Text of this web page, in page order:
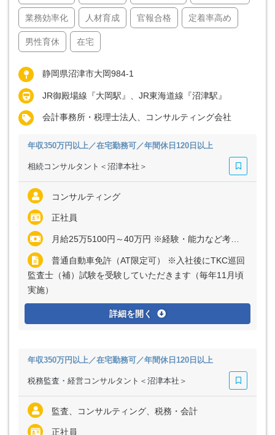
業務効率化 人材育成 官報合格 定着率高め
男性育休 在宅
静岡県沼津市大岡984-1
JR御殿場線『大岡駅』、JR東海道線『沼津駅』
会計事務所・税理士法人、コンサルティング会社
年収350万円以上／在宅勤務可／年間休日120日以上
相続コンサルタント＜沼津本社＞
コンサルティング
正社員
月給25万5100円～40万円 ※経験・能力など考慮の上、決定いたします ※上記に固定残業代（月20～40時間分＝2万8500円～8万5500円）を含む ※超過分は別途全額支給
普通自動車免許（AT限定可） ※入社後にTKC巡回
監査士（補）試験を受験していただきます（毎年11月頃
実施）
詳細を開く
年収350万円以上／在宅勤務可／年間休日120日以上
税務監査・経営コンサルタント＜沼津本社＞
監査、コンサルティング、税務・会計
正社員